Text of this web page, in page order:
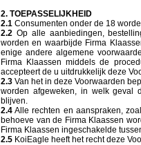
2. TOEPASSELIJKHEID
2.1 Consumenten onder de 18
2.2 Op alle aanbiedingen,
worden en waarbijde Firma
enige andere algemene
Firma Klaassen middels de
accepteert de u uitdrukkelijk deze
2.3 Van het in deze Voorwaarden
worden afgeweken, in welk geval
blijven.
2.4 Alle rechten en aanspraken,
behoeve van de Firma Klaassen
Firma Klaassen ingeschakelde
2.5 KoiEagle heeft het recht deze